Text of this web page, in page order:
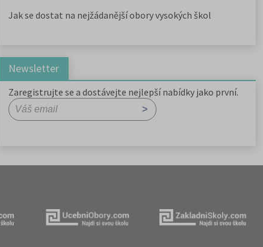
Jak se dostat na nejžádanější obory vysokých škol
Newsletter
Zaregistrujte se a dostávejte nejlepší nabídky jako první.